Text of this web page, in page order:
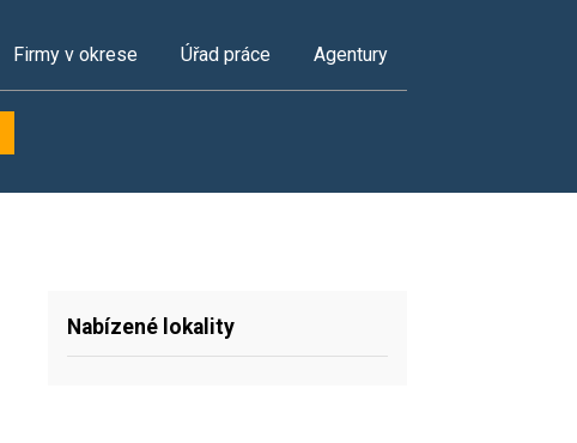
Firmy v okrese Úřad práce Agentury
Nabízené lokality